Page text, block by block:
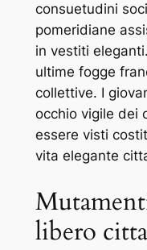
consuetudini
pomeridiane
in vestiti
ultime fogge
collettive. I
occhio vigile dei
essere visti
vita elegante
libero